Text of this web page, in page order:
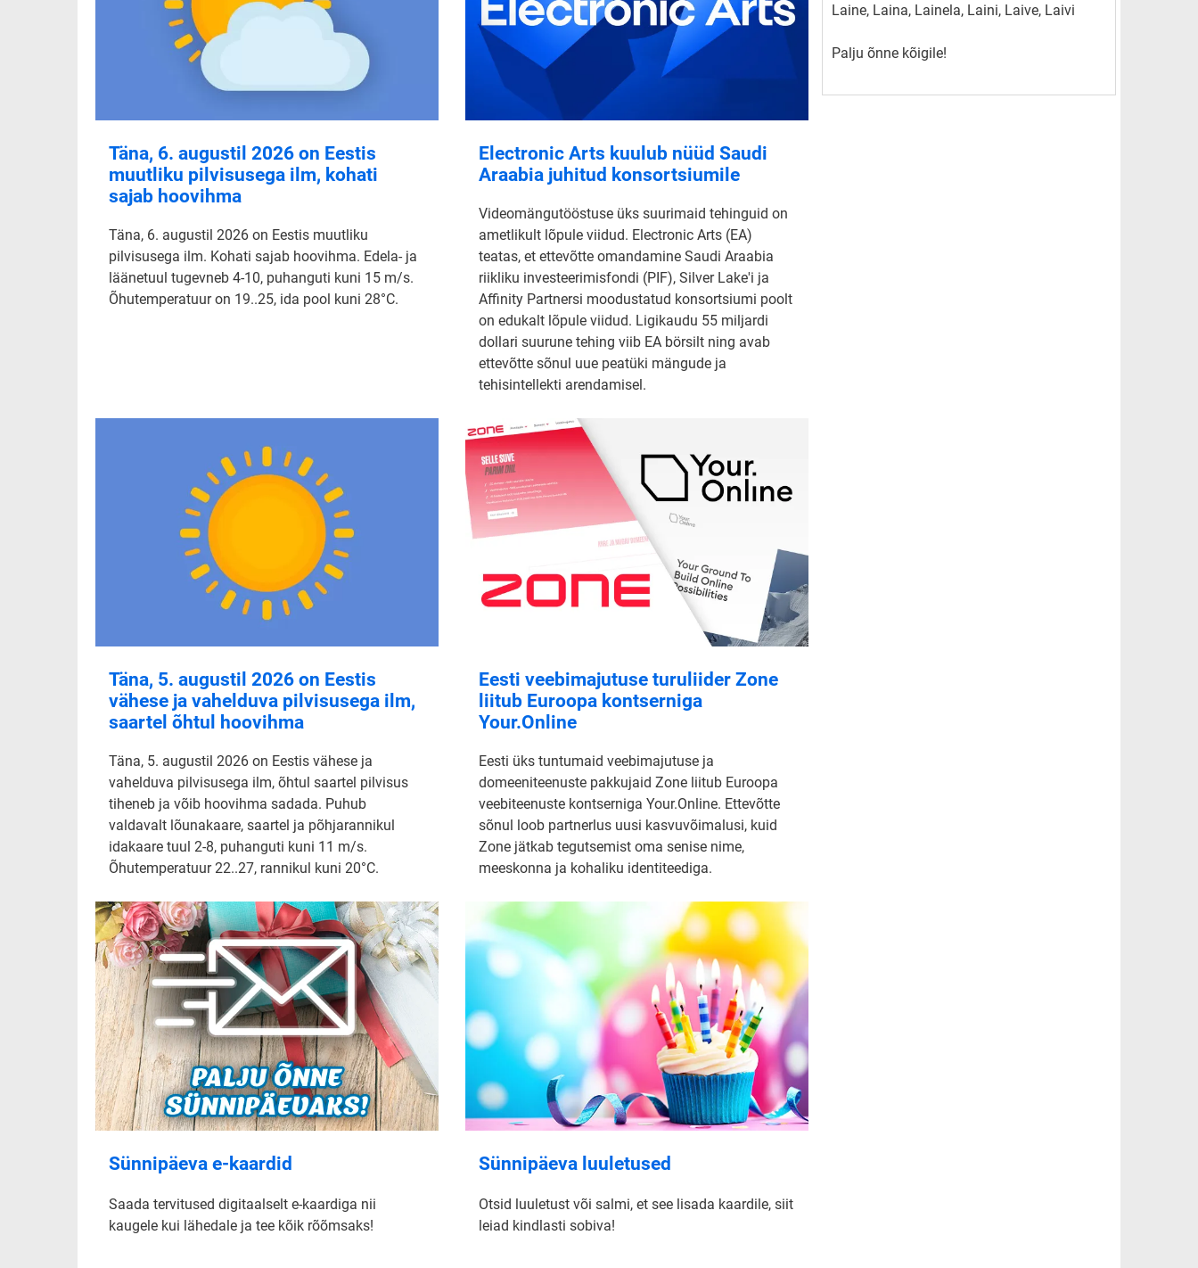
Täna, 6. augustil 2026 on Eestis
muutliku pilvisusega ilm, kohati
sajab hoovihma
Täna, 6. augustil 2026 on Eestis muutliku
pilvisusega ilm. Kohati sajab hoovihma. Edela- ja
läänetuul tugevneb 4-10, puhanguti kuni 15 m/s.
Õhutemperatuur on 19..25, ida pool kuni 28°C.
Electronic Arts kuulub nüüd Saudi
Araabia juhitud konsortsiumile
Videomängutööstuse üks suurimaid tehinguid on
ametlikult lõpule viidud. Electronic Arts (EA)
teatas, et ettevõtte omandamine Saudi Araabia
riikliku investeerimisfondi (PIF), Silver Lake'i ja
Affinity Partnersi moodustatud konsortsiumi poolt
on edukalt lõpule viidud. Ligikaudu 55 miljardi
dollari suurune tehing viib EA börsilt ning avab
ettevõtte sõnul uue peatüki mängude ja
tehisintellekti arendamisel.
Täna, 5. augustil 2026 on Eestis
vähese ja vahelduva pilvisusega ilm,
saartel õhtul hoovihma
Täna, 5. augustil 2026 on Eestis vähese ja
vahelduva pilvisusega ilm, õhtul saartel pilvisus
tiheneb ja võib hoovihma sadada. Puhub
valdavalt lõunakaare, saartel ja põhjarannikul
idakaare tuul 2-8, puhanguti kuni 11 m/s.
Õhutemperatuur 22..27, rannikul kuni 20°C.
Eesti veebimajutuse turuliider Zone
liitub Euroopa kontserniga
Your.Online
Eesti üks tuntumaid veebimajutuse ja
domeeniteenuste pakkujaid Zone liitub Euroopa
veebiteenuste kontserniga Your.Online. Ettevõtte
sõnul loob partnerlus uusi kasvuvõimalusi, kuid
Zone jätkab tegutsemist oma senise nime,
meeskonna ja kohaliku identiteediga.
Sünnipäeva e-kaardid
Saada tervitused digitaalselt e-kaardiga nii
kaugele kui lähedale ja tee kõik rõõmsaks!
Sünnipäeva luuletused
Otsid luuletust või salmi, et see lisada kaardile, siit
leiad kindlasti sobiva!
Laine, Laina, Lainela, Laini, Laive, Laivi
Palju õnne kõigile!